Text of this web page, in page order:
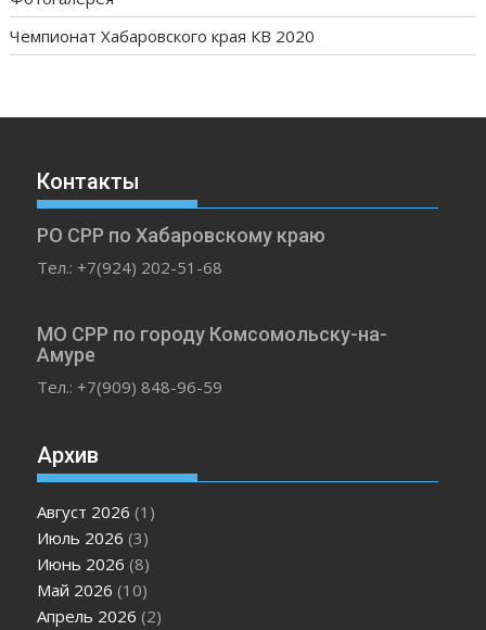
Чемпионат Хабаровского края КВ 2020
Контакты
РО СРР по Хабаровскому краю
Тел.: +7(924) 202-51-68
МО СРР по городу Комсомольску-на-
Амуре
Тел.: +7(909) 848-96-59
Архив
Август 2026 (1)
Июль 2026 (3)
Июнь 2026 (8)
Май 2026 (10)
Апрель 2026 (2)